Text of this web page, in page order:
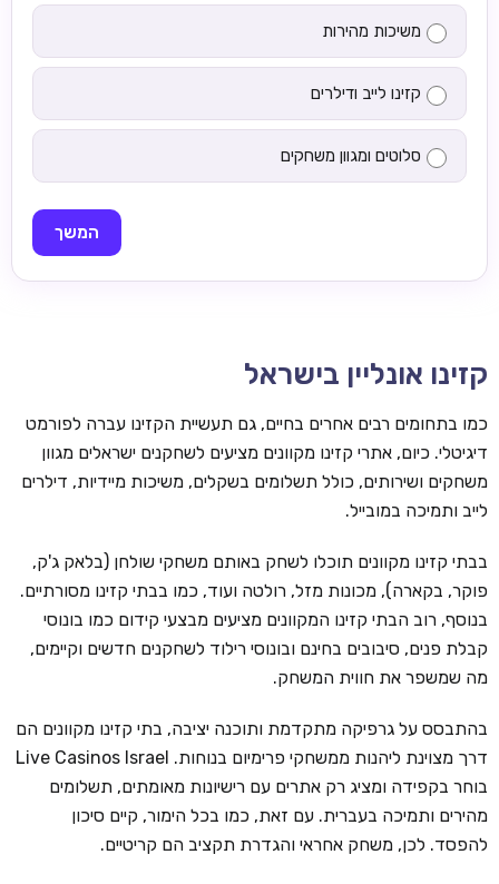
משיכות מהירות
קזינו לייב ודילרים
סלוטים ומגוון משחקים
המשך
קזינו אונליין בישראל
כמו בתחומים רבים אחרים בחיים, גם תעשיית הקזינו עברה לפורמט
דיגיטלי. כיום, אתרי קזינו מקוונים מציעים לשחקנים ישראלים מגוון
משחקים ושירותים, כולל תשלומים בשקלים, משיכות מיידיות, דילרים
לייב ותמיכה במובייל.
בבתי קזינו מקוונים תוכלו לשחק באותם משחקי שולחן (בלאק ג'ק,
פוקר, בקארה), מכונות מזל, רולטה ועוד, כמו בבתי קזינו מסורתיים.
בנוסף, רוב הבתי קזינו המקוונים מציעים מבצעי קידום כמו בונוסי
קבלת פנים, סיבובים בחינם ובונוסי רילוד לשחקנים חדשים וקיימים,
מה שמשפר את חווית המשחק.
בהתבסס על גרפיקה מתקדמת ותוכנה יציבה, בתי קזינו מקוונים הם
דרך מצוינת ליהנות ממשחקי פרימיום בנוחות. Live Casinos Israel
בוחר בקפידה ומציג רק אתרים עם רישיונות מאומתים, תשלומים
מהירים ותמיכה בעברית. עם זאת, כמו בכל הימור, קיים סיכון
להפסד. לכן, משחק אחראי והגדרת תקציב הם קריטיים.